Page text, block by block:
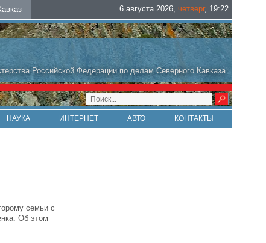
6 августа 2026, четверг, 19:22
Российской Федерации по делам Северного Кавказа
НАУКА ИНТЕРНЕТ АВТО КОНТАКТЫ
семьи с
Об этом